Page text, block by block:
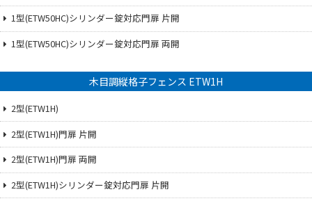
1型(ETW50HC)シリンダー錠対応門扉 片開
1型(ETW50HC)シリンダー錠対応門扉 両開
木目調縦格子フェンス ETW1H
2型(ETW1H)
2型(ETW1H)門扉 片開
2型(ETW1H)門扉 両開
2型(ETW1H)シリンダー錠対応門扉 片開